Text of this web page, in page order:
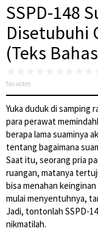
SSPD-148
Disetubuhi
(Teks
No votes
Yuka duduk di samping
para perawat
berapa lama suaminya
tentang bagaimana
Saat itu, seorang pria
ruangan, matanya
bisa menahan
mulai menyentuhnya,
Jadi, tontonlah SSPD-
nikmatilah.